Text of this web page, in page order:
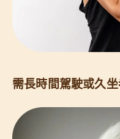
需長時間駕駛或久